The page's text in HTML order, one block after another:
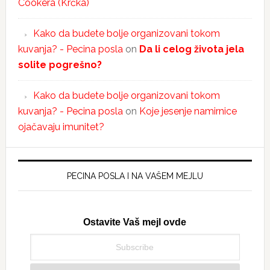
Cookera (Krčka)
Kako da budete bolje organizovani tokom
kuvanja? - Pecina poslaon Da li celog života jela
solite pogrešno?
Kako da budete bolje organizovani tokom
kuvanja? - Pecina poslaon Koje jesenje namirnice
ojačavaju imunitet?
PECINA POSLA I NA VAŠEM MEJLU
Ostavite Vaš mejl ovde